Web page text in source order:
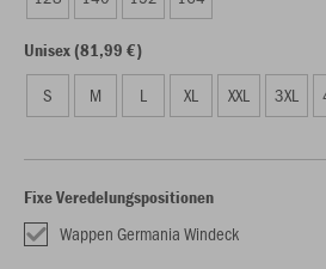
Unisex (81,99 €)
S M L XL XXL 3XL
Fixe Veredelungspositionen
Wappen Germania Windeck